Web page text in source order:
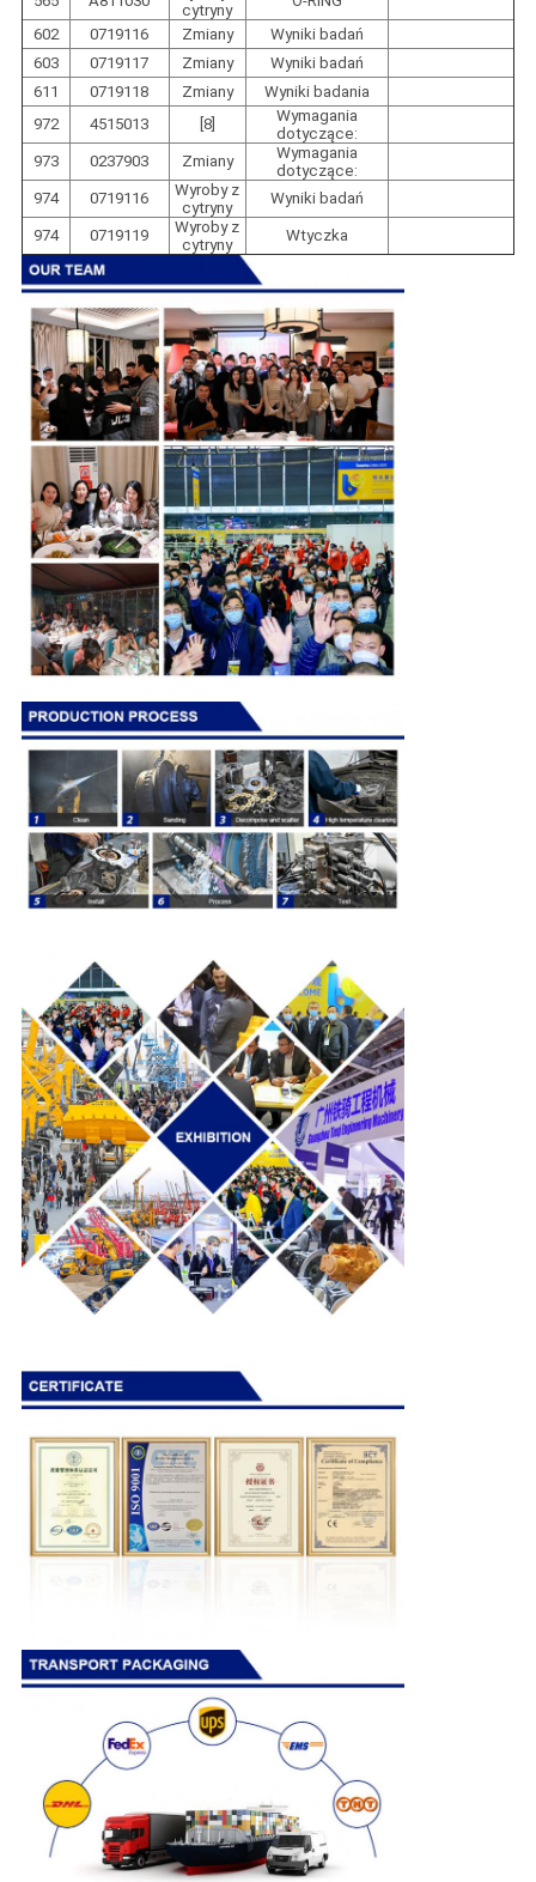
cytryny
602
0719116 Zmiany
Wyniki badań
603
0719117 Zmiany
Wyniki badań
611
0719118 Zmiany
Wyniki badania
972
4515013 [8]
Wymagania
dotyczące:
973
0237903 Zmiany
Wymagania
dotyczące:
974
0719116
Wyroby z
cytryny
Wyniki badań
974 0719119
Wyroby z
cytryny
Wtyczka